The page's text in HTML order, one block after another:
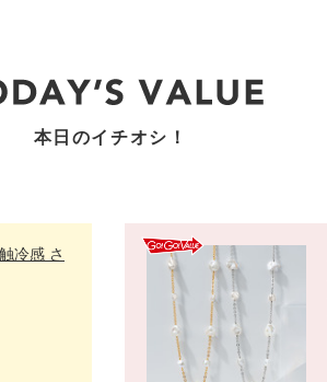
本日のイチオシ！
冷感 さ